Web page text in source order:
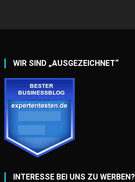
WIR SIND „AUSGEZEICHNET“
INTERESSE BEI UNS ZU WERBEN?